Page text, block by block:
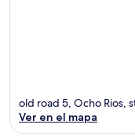
old road 5, Ocho Rios,
Ver en el mapa